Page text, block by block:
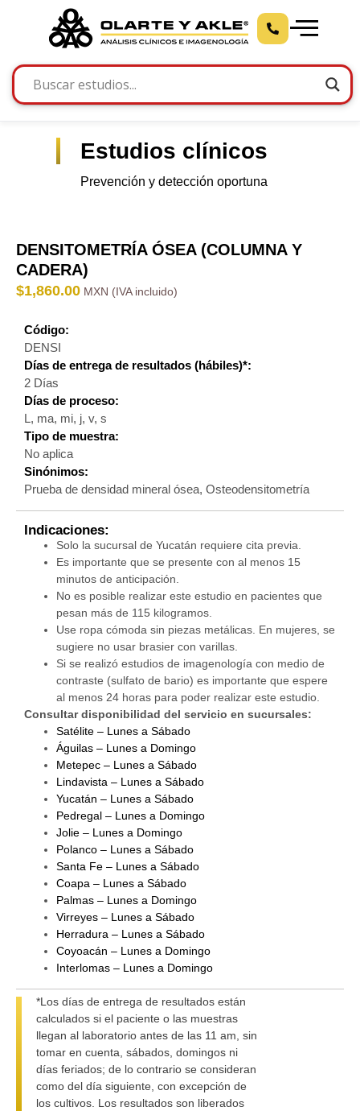
Estudios clínicos
Prevención y detección oportuna
DENSITOMETRÍA ÓSEA (COLUMNA Y
CADERA)
$1,860.00
Código:
DENSI
Días de entrega de resultados (hábiles)*:
2 Días
Días de proceso:
L, ma, mi, j, v, s
Tipo de muestra:
No aplica
Sinónimos:
Prueba de densidad mineral ósea, Osteodensitometría
Indicaciones:
Solo la sucursal de Yucatán requiere cita previa.
Es importante que se presente con al menos 15
minutos de anticipación.
No es posible realizar este estudio en pacientes que
pesan más de 115 kilogramos.
Use ropa cómoda sin piezas metálicas. En mujeres, se
sugiere no usar brasier con varillas.
Si se realizó estudios de imagenología con medio de
contraste (sulfato de bario) es importante que espere
al menos 24 horas para poder realizar este estudio.
Consultar disponibilidad del servicio en sucursales:
Satélite – Lunes a Sábado
Águilas – Lunes a Domingo
Metepec – Lunes a Sábado
Lindavista – Lunes a Sábado
Yucatán – Lunes a Sábado
Pedregal – Lunes a Domingo
Jolie – Lunes a Domingo
Polanco – Lunes a Sábado
Santa Fe – Lunes a Sábado
Coapa – Lunes a Sábado
Palmas – Lunes a Domingo
Virreyes – Lunes a Sábado
Herradura – Lunes a Sábado
Coyoacán – Lunes a Domingo
Interlomas – Lunes a Domingo
*Los días de entrega de resultados están
calculados si el paciente o las muestras
llegan al laboratorio antes de las 11 am, sin
tomar en cuenta, sábados, domingos ni
días feriados; de lo contrario se consideran
como del día siguiente, con excepción de
los cultivos. Los resultados son liberados